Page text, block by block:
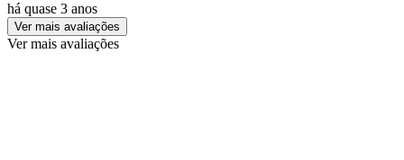
há quase 3 anos
Ver mais avaliações
Ver mais avaliações